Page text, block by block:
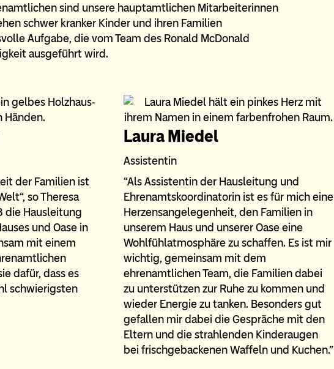
sind unsere hauptamtlichen Mitarbeiterinnen
schwer kranker Kinder und ihren Familien
Aufgabe, die vom Team des Ronald McDonald
ausgeführt wird.
der Familien ist
so Theresa
die Hausleitung
und Oase in
mit einem
dafür, dass es
schwierigsten
Laura Miedel
Assistentin
“Als Assistentin der Hausleitung und
Ehrenamtskoordinatorin ist es für mich eine
Herzensangelegenheit, den Familien in
unserem Haus und unserer Oase eine
Wohlfühlatmosphäre zu schaffen. Es ist mir
wichtig, gemeinsam mit dem
ehrenamtlichen Team, die Familien dabei
zu unterstützen zur Ruhe zu kommen und
wieder Energie zu tanken. Besonders gut
gefallen mir dabei die Gespräche mit den
Eltern und die strahlenden Kinderaugen
bei frischgebackenen Waffeln und Kuchen.”